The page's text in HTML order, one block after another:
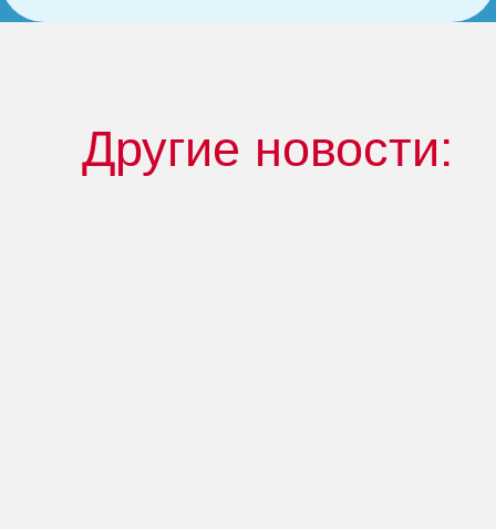
Другие новости: